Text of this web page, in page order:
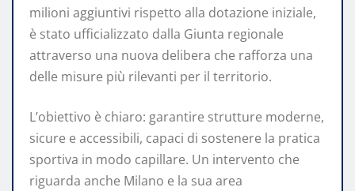
milioni aggiuntivi rispetto alla dotazione iniziale,
è stato ufficializzato dalla Giunta regionale
attraverso una nuova delibera che rafforza una
delle misure più rilevanti per il territorio.
L’obiettivo è chiaro: garantire strutture moderne,
sicure e accessibili, capaci di sostenere la pratica
sportiva in modo capillare. Un intervento che
riguarda anche Milano e la sua area